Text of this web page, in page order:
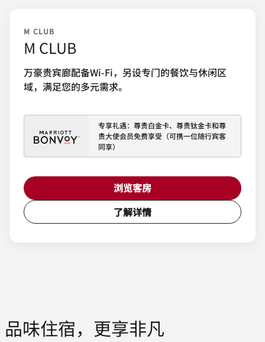
M CLUB
M CLUB
万豪贵宾廊配备Wi-Fi，另设专门的餐饮与休闲区
域，满足您的多元需求。
专享礼遇：尊贵白金卡、尊贵钛金卡和尊
贵大使会员免费享受（可携一位随行宾客
同享）
浏览客房
了解详情
品味住宿，更享非凡